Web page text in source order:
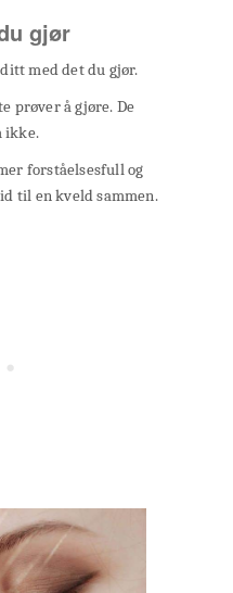
gjør
med det du gjør.
prøver å gjøre. De
ikke.
forståelsesfull og
til en kveld sammen.